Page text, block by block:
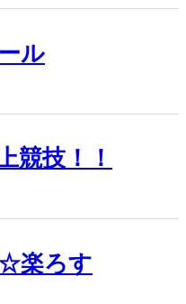
ル
競技！！
楽ろす